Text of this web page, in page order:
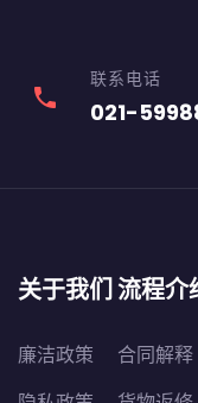
phone
联系电话
021-
关于我们
廉洁政策
流程介
合同解释